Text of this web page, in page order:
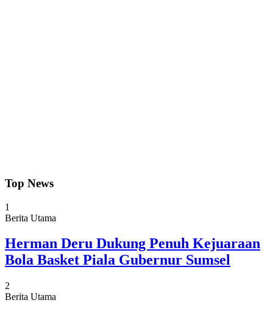
Top News
1
Berita Utama
Herman Deru Dukung Penuh Kejuaraan
Bola Basket Piala Gubernur Sumsel
2
Berita Utama